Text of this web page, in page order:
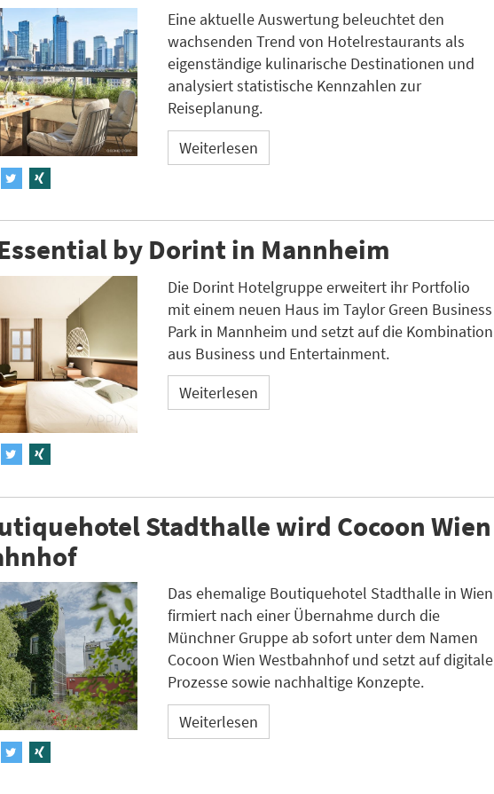
Eine aktuelle Auswertung beleuchtet den
wachsenden Trend von Hotelrestaurants als
eigenständige kulinarische Destinationen und
analysiert statistische Kennzahlen zur
Reiseplanung.
Weiterlesen
by Dorint in Mannheim
Die Dorint Hotelgruppe erweitert ihr Portfolio
mit einem neuen Haus im Taylor Green Business
Park in Mannheim und setzt auf die Kombination
aus Business und Entertainment.
Weiterlesen
Stadthalle wird Cocoon Wien
Das ehemalige Boutiquehotel Stadthalle in Wien
firmiert nach einer Übernahme durch die
Münchner Gruppe ab sofort unter dem Namen
Cocoon Wien Westbahnhof und setzt auf digitale
Prozesse sowie nachhaltige Konzepte.
Weiterlesen